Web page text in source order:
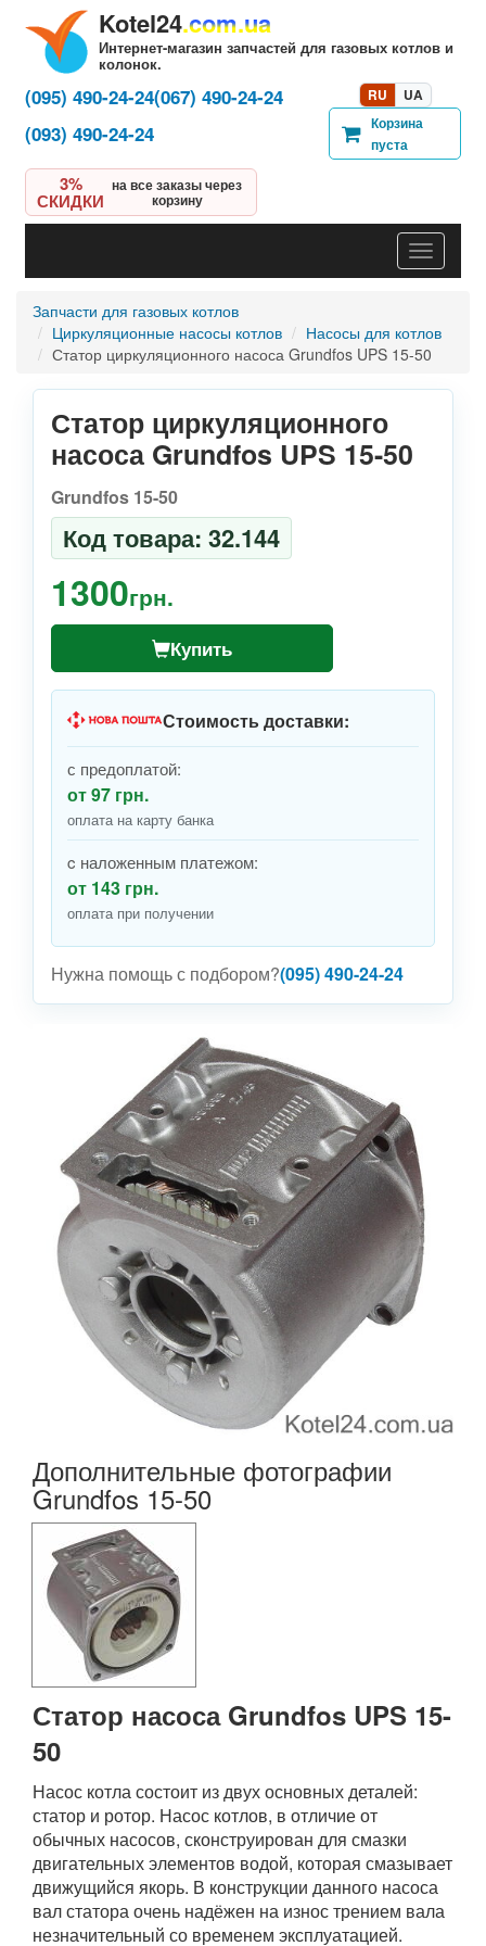
Kotel24.com.ua
Интернет-магазин запчастей для газовых котлов и
колонок.
3%
СКИДКИ
на все заказы через
корзину
(095) 490-24-24(067) 490-24-24
(093) 490-24-24
RU
UA
Корзина
пуста
Запчасти для газовых котлов
Циркуляционные насосы котлов
Насосы для котлов
Статор циркуляционного насоса Grundfos UPS 15-50
Статор циркуляционного
насоса Grundfos UPS 15-50
Grundfos 15-50
Код товара: 32.144
1300грн.
Купить
Стоимость доставки:
с предоплатой:
от 97 грн.
оплата на карту банка
c наложенным платежом:
от 143 грн.
оплата при получении
Нужна помощь с подбором?(095) 490-24-24
Дополнительные фотографии
Grundfos 15-50
Статор насоса Grundfos UPS 15-
50
Насос котла состоит из двух основных деталей:
статор и ротор. Насос котлов, в отличие от
обычных насосов, сконструирован для смазки
двигательных элементов водой, которая смазывает
движущийся якорь. В конструкции данного насоса
вал статора очень надёжен на износ трением вала
незначительный со временем эксплуатацией.